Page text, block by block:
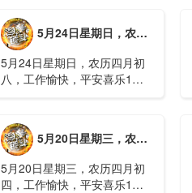
果(金)埃博拉疫情仍处于暴发
初期，主要传播方式为体液接
触3、......
5月24日星期日，农历四月初八，工作愉快，平安喜乐
5月24日星期日，农历四月初
八，工作愉快，平安喜乐1、
一煤矿爆炸已致8人死亡，井
下38人正在全力搜救3、张国
清赶赴山......
5月20日星期三，农历四月初四，工作愉快，平安喜乐
5月20日星期三，农历四月初
四，工作愉快，平安喜乐1、